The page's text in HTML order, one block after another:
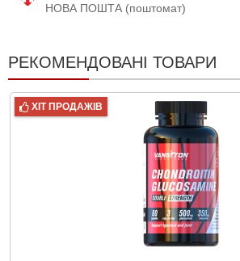
НОВА ПОШТА (поштомат)
РЕКОМЕНДОВАНІ ТОВАРИ
ХІТ ПРОДАЖІВ